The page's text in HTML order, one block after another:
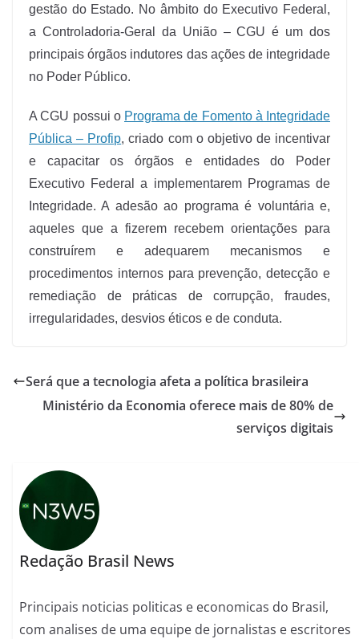
gestão do Estado. No âmbito do Executivo Federal,
a Controladoria-Geral da União – CGU é um dos
principais órgãos indutores das ações de integridade
no Poder Público.
A CGU possui o Programa de Fomento à Integridade
Pública – Profip, criado com o objetivo de incentivar
e capacitar os órgãos e entidades do Poder
Executivo Federal a implementarem Programas de
Integridade. A adesão ao programa é voluntária e,
aqueles que a fizerem recebem orientações para
construírem e adequarem mecanismos e
procedimentos internos para prevenção, detecção e
remediação de práticas de corrupção, fraudes,
irregularidades, desvios éticos e de conduta.
Será que a tecnologia afeta a política brasileira
Ministério da Economia oferece mais de 80% de
serviços digitais
Redação Brasil News
Principais noticias politicas e economicas do Brasil,
com analises de uma equipe de jornalistas e escritores